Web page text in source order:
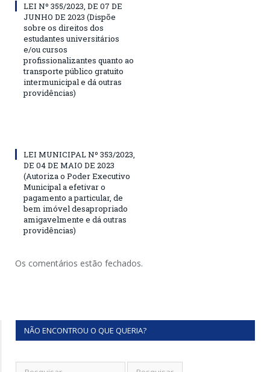
LEI Nº 355/2023, DE 07 DE
JUNHO DE 2023 (Dispõe
sobre os direitos dos
estudantes universitários
e/ou cursos
profissionalizantes quanto ao
transporte público gratuito
intermunicipal e dá outras
providências)
LEI MUNICIPAL Nº 353/2023,
DE 04 DE MAIO DE 2023
(Autoriza o Poder Executivo
Municipal a efetivar o
pagamento a particular, de
bem imóvel desapropriado
amigavelmente e dá outras
providências)
Os comentários estão fechados.
NÃO ENCONTROU O QUE QUERIA?